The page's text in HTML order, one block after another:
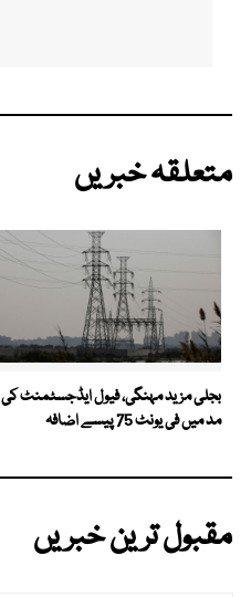
متعلقہ خبریں
بجلی مزید مہنگی، فیول ایڈجسٹمنٹ کی
مد میں فی یونٹ 75 پیسے اضافہ
مقبول ترین خبریں